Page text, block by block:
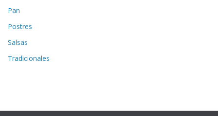
Pan
Postres
Salsas
Tradicionales